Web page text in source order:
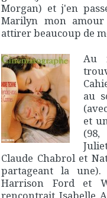
Morgan) et j'en
Marilyn mon amour
attirer beaucoup de
Au
au
et
(98,
Claude Chabrol et
partageant la une).
Harrison Ford et